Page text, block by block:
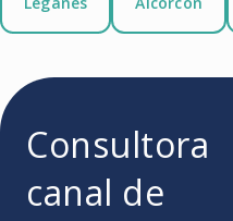
Consultora
canal de